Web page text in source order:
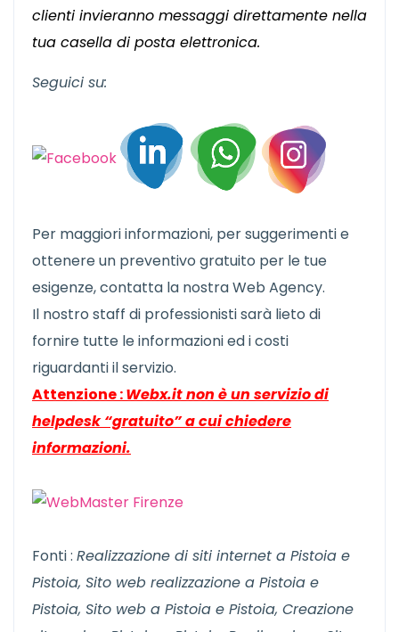
clienti invieranno messaggi direttamente nella
tua casella di posta elettronica.
Seguici su:
Per maggiori informazioni, per suggerimenti e
ottenere un preventivo gratuito per le tue
esigenze, contatta la nostra Web Agency.
Il nostro staff di professionisti sarà lieto di
fornire tutte le informazioni ed i costi
riguardanti il servizio.
Attenzione :Webx.it non è un servizio di
helpdesk “gratuito” a cui chiedere
informazioni.
Fonti : Realizzazione di siti internet a Pistoia e
Pistoia, Sito web realizzazione a Pistoia e
Pistoia, Sito web a Pistoia e Pistoia, Creazione